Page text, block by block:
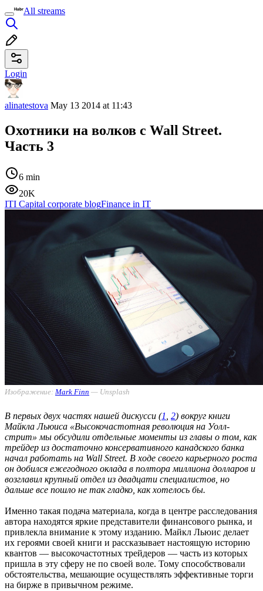
All streams
Login
alinatestova May 13 2014 at 11:43
Охотники на волков с Wall Street.
Часть 3
6 min
20K
ITI Capital corporate blogFinance in IT
Изображение: Mark Finn — Unsplash
В первых двух частях нашей дискусси (1 2) вокруг книги
Майкла Льюиса «Высокочастотная революция на Уолл-
стрит» мы обсудили отдельные моменты из главы о том, как
трейдер из достаточно консервативного канадского банка
начал работать на Wall Street. В ходе своего карьерного роста
он добился ежегодного оклада в полтора миллиона долларов и
возглавил крупный отдел из двадцати специалистов, но
дальше все пошло не так гладко, как хотелось бы.
Именно такая подача материала, когда в центре расследования
автора находятся яркие представители финансового рынка, и
привлекла внимание к этому изданию. Майкл Льюис делает
их героями своей книги и рассказывает настоящую историю
квантов — высокочастотных трейдеров — часть из которых
пришла в эту сферу не по своей воле. Тому способствовали
обстоятельства, мешающие осуществлять эффективные торги
на бирже в привычном режиме.